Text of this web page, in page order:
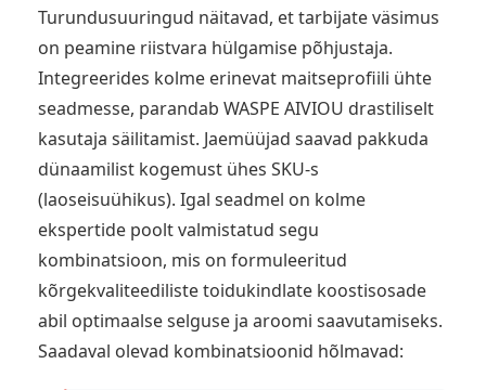
Turundusuuringud näitavad, et tarbijate väsimus
on peamine riistvara hülgamise põhjustaja.
Integreerides kolme erinevat maitseprofiili ühte
seadmesse, parandab WASPE AIVIOU drastiliselt
kasutaja säilitamist. Jaemüüjad saavad pakkuda
dünaamilist kogemust ühes SKU-s
(laoseisuühikus). Igal seadmel on kolme
ekspertide poolt valmistatud segu
kombinatsioon, mis on formuleeritud
kõrgekvaliteediliste toidukindlate koostisosade
abil optimaalse selguse ja aroomi saavutamiseks.
Saadaval olevad kombinatsioonid hõlmavad: